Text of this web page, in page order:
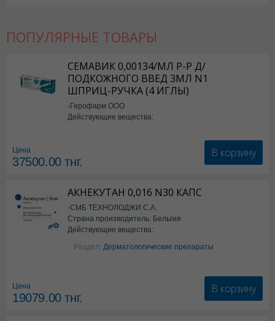
ПОПУЛЯРНЫЕ ТОВАРЫ
СЕМАВИК 0,00134/МЛ Р-Р Д/
ПОДКОЖНОГО ВВЕД 3МЛ N1
ШПРИЦ-РУЧКА (4 ИГЛЫ)
-Герофарм ООО
Действующие вещества:
Цена
37500.00тнг.
В корзину
АКНЕКУТАН 0,016 N30 КАПС
-СМБ ТЕХНОЛОДЖИ С.А.
Страна производитель: Бельгия
Действующие вещества:
Изотретиноин
Раздел: Дерматологические препараты
Цена
19079.00тнг.
В корзину